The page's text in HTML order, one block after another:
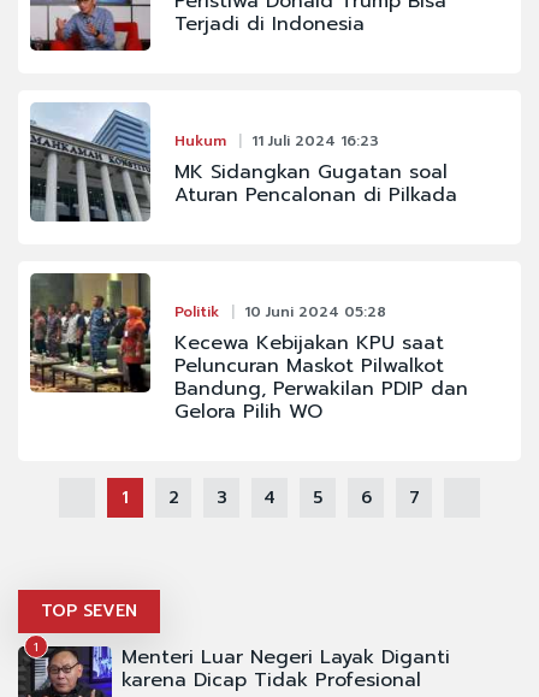
Terjadi di Indonesia
Hukum 11 Juli 2024 16:23
MK Sidangkan Gugatan soal
Aturan Pencalonan di Pilkada
Politik 10 Juni 2024 05:28
Kecewa Kebijakan KPU saat
Peluncuran Maskot Pilwalkot
Bandung, Perwakilan PDIP dan
Gelora Pilih WO
1 2 3 4 5 6 7
TOP SEVEN
1 Menteri Luar Negeri Layak Diganti
karena Dicap Tidak Profesional